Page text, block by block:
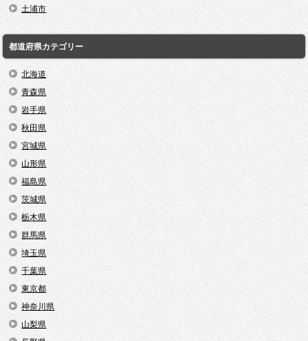
土浦市
都道府県カテゴリー
北海道
青森県
岩手県
秋田県
宮城県
山形県
福島県
茨城県
栃木県
群馬県
埼玉県
千葉県
東京都
神奈川県
山梨県